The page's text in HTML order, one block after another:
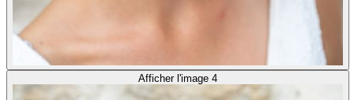
Afficher l'image 4